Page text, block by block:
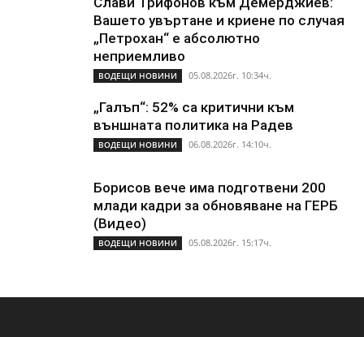
Вашето увъртане и криене по случая
„Петрохан“ е абсолютно
неприемливо
ВОДЕЩИ НОВИНИ 05.08.2026г. 10:34ч.
„Галъп“: 52% са критични към
външната политика на Радев
ВОДЕЩИ НОВИНИ 06.08.2026г. 14:10ч.
Борисов вече има подготвени 200
млади кадри за обновяване на ГЕРБ
(Видео)
ВОДЕЩИ НОВИНИ 05.08.2026г. 15:17ч.